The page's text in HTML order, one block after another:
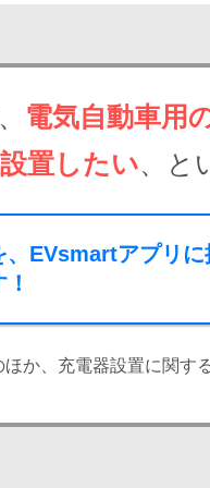
電気自動車用
置したい、と
、EVsmartアプリ
か、充電器設置に関す